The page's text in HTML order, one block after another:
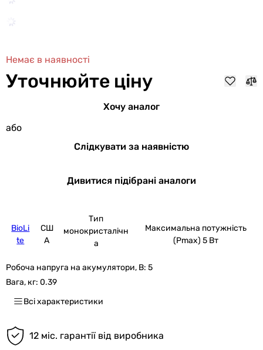
Немає в наявності
Уточнюйте ціну
Хочу аналог
або
Слідкувати за наявністю
Дивитися підібрані аналоги
BioLi
te
СШ
А
Тип
монокристалічн
а
Максимальна потужність
(Pmax) 5 Вт
Робоча напруга на акумулятори, В: 5
Вага, кг: 0.39
Всі характеристики
12 міс. гарантії від виробника